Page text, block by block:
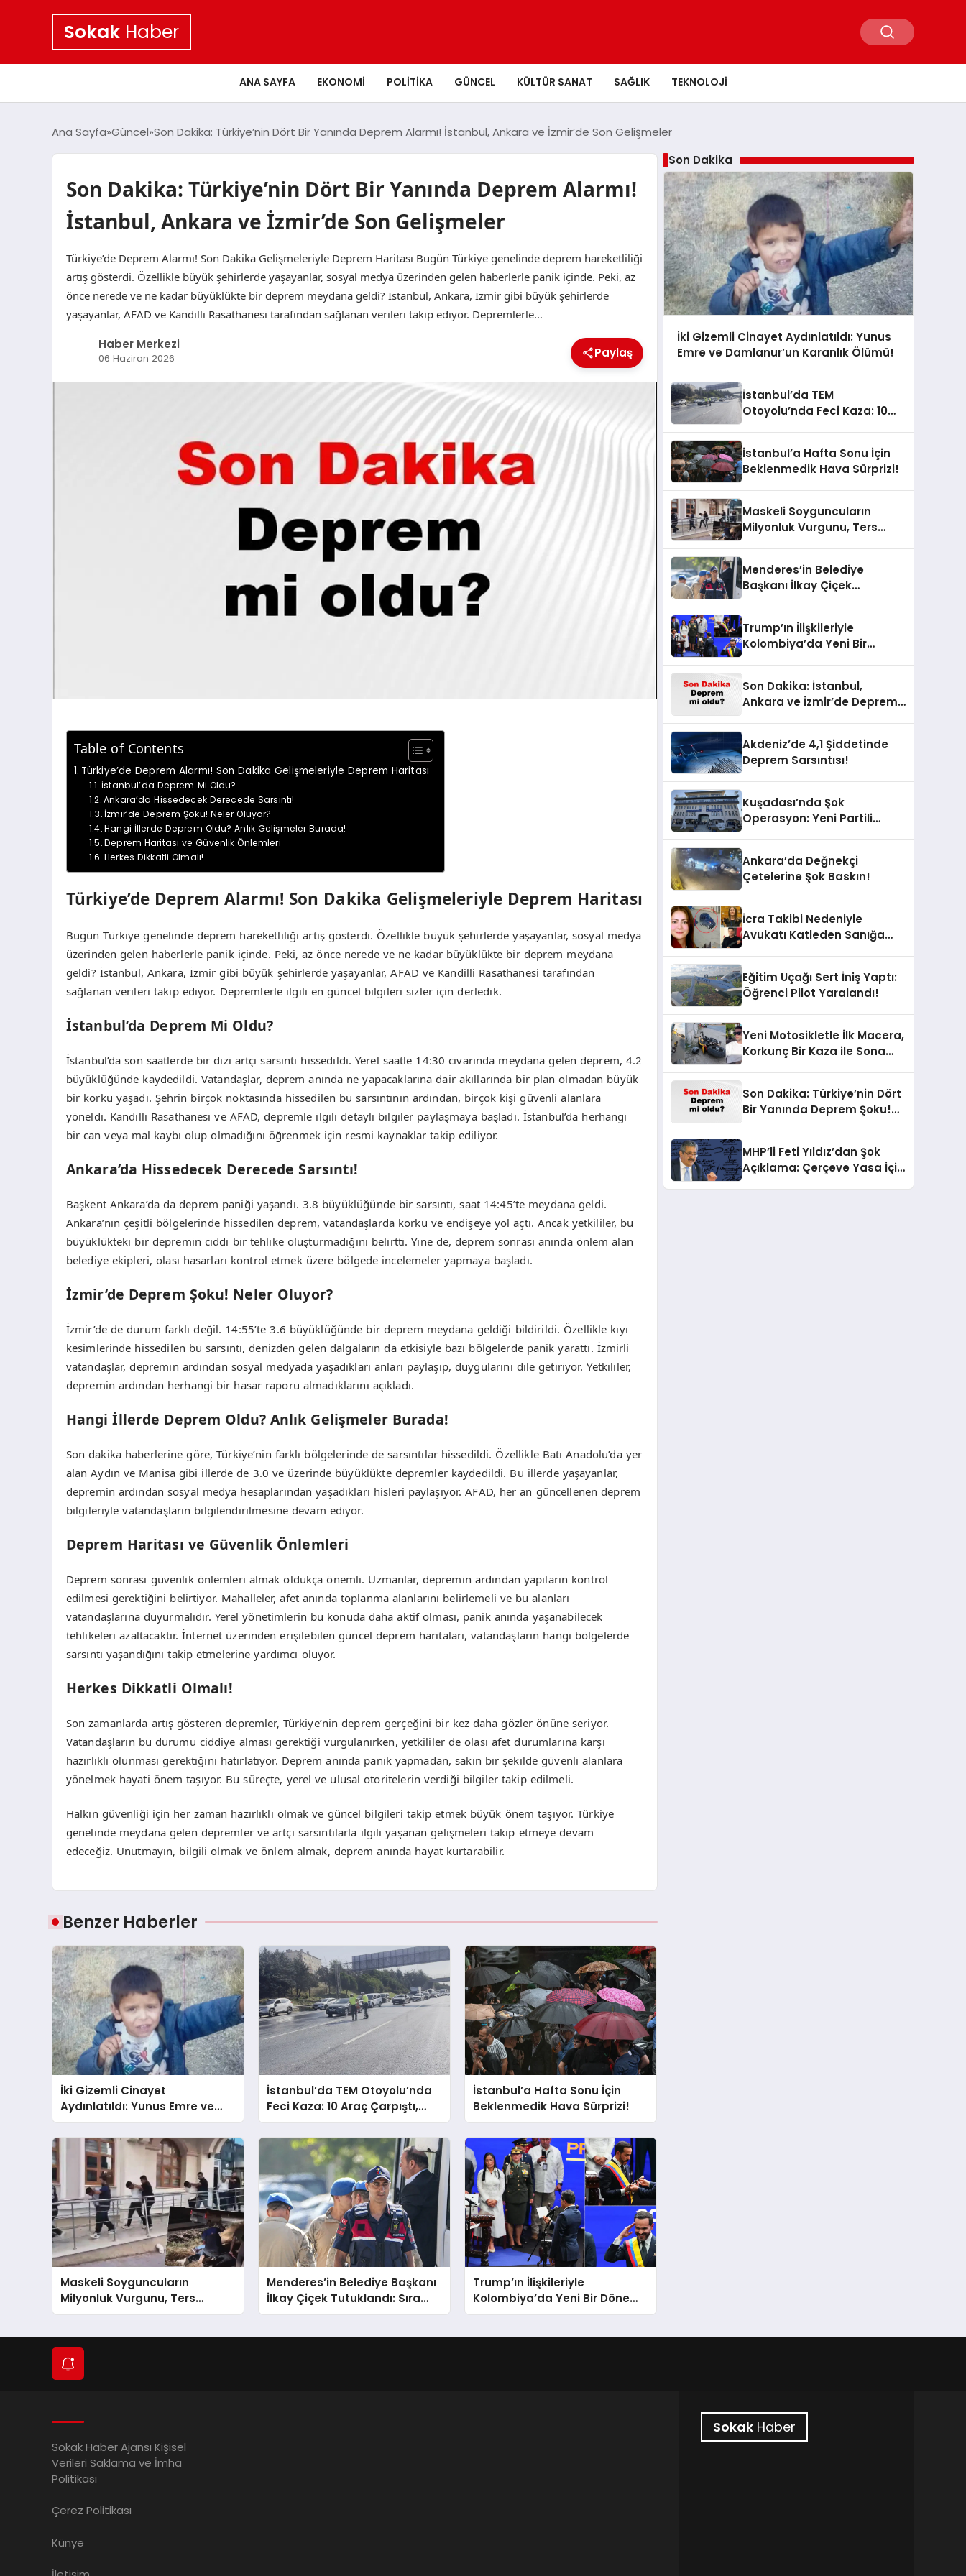
Sokak Haber
ANA SAYFA EKONOMI POLITIKA GÜNCEL KÜLTÜR SANAT SAĞLIK TEKNOLOJI
Ana Sayfa Güncel Son Dakika: Türkiye’nin Dört Bir Yanında Deprem Alarmı! İstanbul, Ankara ve İzmir’de Son Gelişmeler
Son Dakika: Türkiye’nin Dört Bir Yanında Deprem Alarmı!
İstanbul, Ankara ve İzmir’de Son Gelişmeler
Türkiye’de Deprem Alarmı! Son Dakika Gelişmeleriyle Deprem Haritası Bugün Türkiye genelinde deprem hareketliliği
artış gösterdi. Özellikle büyük şehirlerde yaşayanlar, sosyal medya üzerinden gelen haberlerle panik içinde. Peki, az
önce nerede ve ne kadar büyüklükte bir deprem meydana geldi? İstanbul, Ankara, İzmir gibi büyük şehirlerde
yaşayanlar, AFAD ve Kandilli Rasathanesi tarafından sağlanan verileri takip ediyor. Depremlerle…
Haber Merkezi
06 Haziran 2026 Paylaş
Table of Contents
Türkiye’de Deprem Alarmı! Son Dakika Gelişmeleriyle Deprem Haritası
İstanbul’da Deprem Mi Oldu?
Ankara’da Hissedecek Derecede Sarsıntı!
İzmir’de Deprem Şoku! Neler Oluyor?
Hangi İllerde Deprem Oldu? Anlık Gelişmeler Burada!
Deprem Haritası ve Güvenlik Önlemleri
Herkes Dikkatli Olmalı!
Türkiye’de Deprem Alarmı! Son Dakika Gelişmeleriyle Deprem Haritası
Bugün Türkiye genelinde deprem hareketliliği artış gösterdi. Özellikle büyük şehirlerde yaşayanlar, sosyal medya
üzerinden gelen haberlerle panik içinde. Peki, az önce nerede ve ne kadar büyüklükte bir deprem meydana
geldi? İstanbul, Ankara, İzmir gibi büyük şehirlerde yaşayanlar, AFAD ve Kandilli Rasathanesi tarafından
sağlanan verileri takip ediyor. Depremlerle ilgili en güncel bilgileri sizler için derledik.
İstanbul’da Deprem Mi Oldu?
İstanbul’da son saatlerde bir dizi artçı sarsıntı hissedildi. Yerel saatle 14:30 civarında meydana gelen deprem, 4.2
büyüklüğünde kaydedildi. Vatandaşlar, deprem anında ne yapacaklarına dair akıllarında bir plan olmadan büyük
bir korku yaşadı. Şehrin birçok noktasında hissedilen bu sarsıntının ardından, birçok kişi güvenli alanlara
yöneldi. Kandilli Rasathanesi ve AFAD, depremle ilgili detaylı bilgiler paylaşmaya başladı. İstanbul’da herhangi
bir can veya mal kaybı olup olmadığını öğrenmek için resmi kaynaklar takip ediliyor.
Ankara’da Hissedecek Derecede Sarsıntı!
Başkent Ankara’da da deprem paniği yaşandı. 3.8 büyüklüğünde bir sarsıntı, saat 14:45’te meydana geldi.
Ankara’nın çeşitli bölgelerinde hissedilen deprem, vatandaşlarda korku ve endişeye yol açtı. Ancak yetkililer, bu
büyüklükteki bir depremin ciddi bir tehlike oluşturmadığını belirtti. Yine de, deprem sonrası anında önlem alan
belediye ekipleri, olası hasarları kontrol etmek üzere bölgede incelemeler yapmaya başladı.
İzmir’de Deprem Şoku! Neler Oluyor?
İzmir’de de durum farklı değil. 14:55’te 3.6 büyüklüğünde bir deprem meydana geldiği bildirildi. Özellikle kıyı
kesimlerinde hissedilen bu sarsıntı, denizden gelen dalgaların da etkisiyle bazı bölgelerde panik yarattı. İzmirli
vatandaşlar, depremin ardından sosyal medyada yaşadıkları anları paylaşıp, duygularını dile getiriyor. Yetkililer,
depremin ardından herhangi bir hasar raporu almadıklarını açıkladı.
Hangi İllerde Deprem Oldu? Anlık Gelişmeler Burada!
Son dakika haberlerine göre, Türkiye’nin farklı bölgelerinde de sarsıntılar hissedildi. Özellikle Batı Anadolu’da yer
alan Aydın ve Manisa gibi illerde de 3.0 ve üzerinde büyüklükte depremler kaydedildi. Bu illerde yaşayanlar,
depremin ardından sosyal medya hesaplarından yaşadıkları hisleri paylaşıyor. AFAD, her an güncellenen deprem
bilgileriyle vatandaşların bilgilendirilmesine devam ediyor.
Deprem Haritası ve Güvenlik Önlemleri
Deprem sonrası güvenlik önlemleri almak oldukça önemli. Uzmanlar, depremin ardından yapıların kontrol
edilmesi gerektiğini belirtiyor. Mahalleler, afet anında toplanma alanlarını belirlemeli ve bu alanları
vatandaşlarına duyurmalıdır. Yerel yönetimlerin bu konuda daha aktif olması, panik anında yaşanabilecek
tehlikeleri azaltacaktır. İnternet üzerinden erişilebilen güncel deprem haritaları, vatandaşların hangi bölgelerde
sarsıntı yaşandığını takip etmelerine yardımcı oluyor.
Herkes Dikkatli Olmalı!
Son zamanlarda artış gösteren depremler, Türkiye’nin deprem gerçeğini bir kez daha gözler önüne seriyor.
Vatandaşların bu durumu ciddiye alması gerektiği vurgulanırken, yetkililer de olası afet durumlarına karşı
hazırlıklı olunması gerektiğini hatırlatıyor. Deprem anında panik yapmadan, sakin bir şekilde güvenli alanlara
yönelmek hayati önem taşıyor. Bu süreçte, yerel ve ulusal otoritelerin verdiği bilgiler takip edilmeli.
Halkın güvenliği için her zaman hazırlıklı olmak ve güncel bilgileri takip etmek büyük önem taşıyor. Türkiye
genelinde meydana gelen depremler ve artçı sarsıntılarla ilgili yaşanan gelişmeleri takip etmeye devam
edeceğiz. Unutmayın, bilgili olmak ve önlem almak, deprem anında hayat kurtarabilir.
Benzer Haberler
İki Gizemli Cinayet
Aydınlatıldı: Yunus Emre ve
Damlanur’un Karanlık Ölümü!
İstanbul’da TEM Otoyolu’nda
Feci Kaza: 10 Araç Çarpıştı,
Trafik Kilitlendi!
İstanbul’a Hafta Sonu İçin
Beklenmedik Hava Sürprizi!
Maskeli Soyguncuların
Milyonluk Vurgunu, Ters
Kelepçeyle Son Buldu!
Menderes’in Belediye Başkanı
İlkay Çiçek Tutuklandı: Sıra
Dışı Gelişme!
Trump’ın İlişkileriyle
Kolombiya’da Yeni Bir Dönem
Başlıyor!
Son Dakika
İki Gizemli Cinayet Aydınlatıldı: Yunus
Emre ve Damlanur’un Karanlık Ölümü!
İstanbul’da TEM
Otoyolu’nda Feci Kaza: 10
İstanbul’a Hafta Sonu İçin
Beklenmedik Hava Sürprizi!
Maskeli Soyguncuların
Milyonluk Vurgunu, Ters
Menderes’in Belediye
Başkanı İlkay Çiçek
Trump’ın İlişkileriyle
Kolombiya’da Yeni Bir
Son Dakika: İstanbul,
Ankara ve İzmir’de Deprem
Sarsıntı Oldu?
Akdeniz’de 4,1 Şiddetinde
Deprem Sarsıntısı!
Kuşadası’nda Şok
Operasyon: Yeni Partili
Ankara’da Değnekçi
Çetelerine Şok Baskın!
İcra Takibi Nedeniyle
Avukatı Katleden Sanığa
Eğitim Uçağı Sert İniş Yaptı:
Öğrenci Pilot Yaralandı!
Yeni Motosikletle İlk Macera,
Korkunç Bir Kaza ile Sona
Son Dakika: Türkiye’nin Dört
Bir Yanında Deprem Şoku!
MHP’li Feti Yıldız’dan Şok
Açıklama: Çerçeve Yasa İçin
Sokak Haber Ajansı Kişisel
Verileri Saklama ve İmha
Politikası
Çerez Politikası
Künye
SokakHaber